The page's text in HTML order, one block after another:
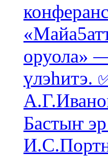
оруола»
үлэһитэ.
Бастыҥ